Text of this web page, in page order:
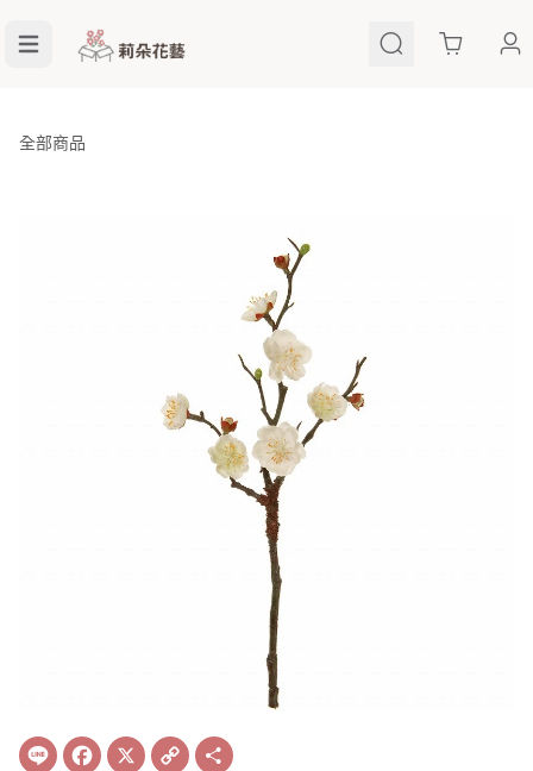
Cart
全部商品
Line Facebook
X Copy
Link